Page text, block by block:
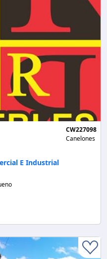
CW227098
Canelones
E Industrial